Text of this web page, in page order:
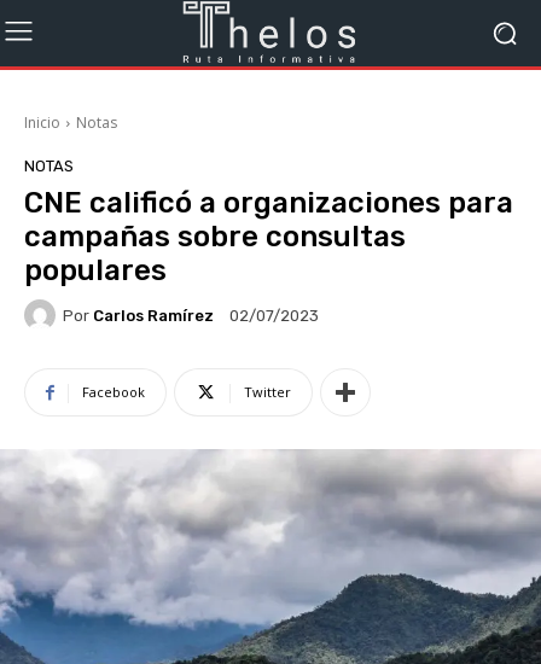
Inicio Notas
NOTAS
CNE calificó a organizaciones para
campañas sobre consultas
populares
Por Carlos Ramírez 02/07/2023
Facebook Twitter